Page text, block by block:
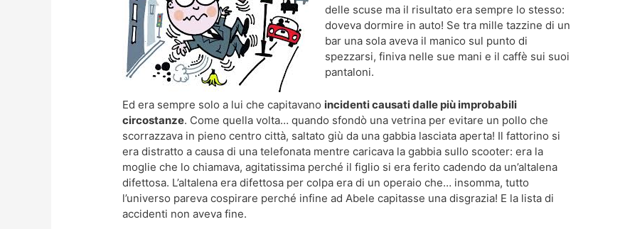
delle scuse ma il risultato era sempre lo stesso:
doveva dormire in auto! Se tra mille tazzine di un
bar una sola aveva il manico sul punto di
spezzarsi, finiva nelle sue mani e il caffè sui suoi
pantaloni.
Ed era sempre solo a lui che capitavano incidenti causati dalle più improbabili
circostanze. Come quella volta… quando sfondò una vetrina per evitare un pollo che
scorrazzava in pieno centro città, saltato giù da una gabbia lasciata aperta! Il fattorino si
era distratto a causa di una telefonata mentre caricava la gabbia sullo scooter: era la
moglie che lo chiamava, agitatissima perché il figlio si era ferito cadendo da un’altalena
difettosa. L’altalena era difettosa per colpa era di un operaio che… insomma, tutto
l’universo pareva cospirare perché infine ad Abele capitasse una disgrazia! E la lista di
accidenti non aveva fine.